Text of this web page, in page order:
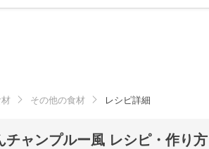
その他の食材 レシピ詳細
ャンプルー風 レシピ・作り方